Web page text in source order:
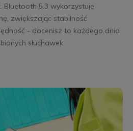
Bluetooth 5.3 wykorzystuje
zwiększając stabilność
- docenisz to każdego dnia
słuchawek